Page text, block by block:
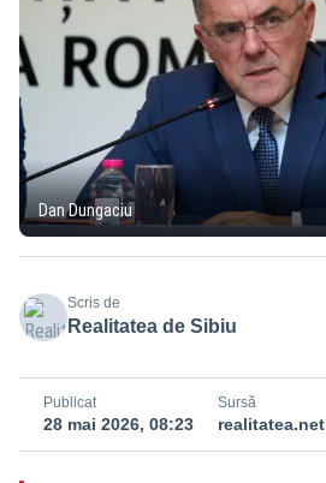
Dan Dungaciu
Scris de
Realitatea de Sibiu
Publicat
28 mai 2026, 08:23
Sursă
realitatea.net